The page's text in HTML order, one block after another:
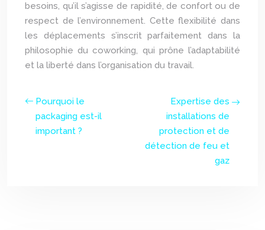
besoins, qu’il s’agisse de rapidité, de confort ou de
respect de l’environnement. Cette flexibilité dans
les déplacements s’inscrit parfaitement dans la
philosophie du coworking, qui prône l’adaptabilité
et la liberté dans l’organisation du travail.
Pourquoi le
packaging est-il
important ?
Expertise des
installations de
protection et de
détection de feu et
gaz